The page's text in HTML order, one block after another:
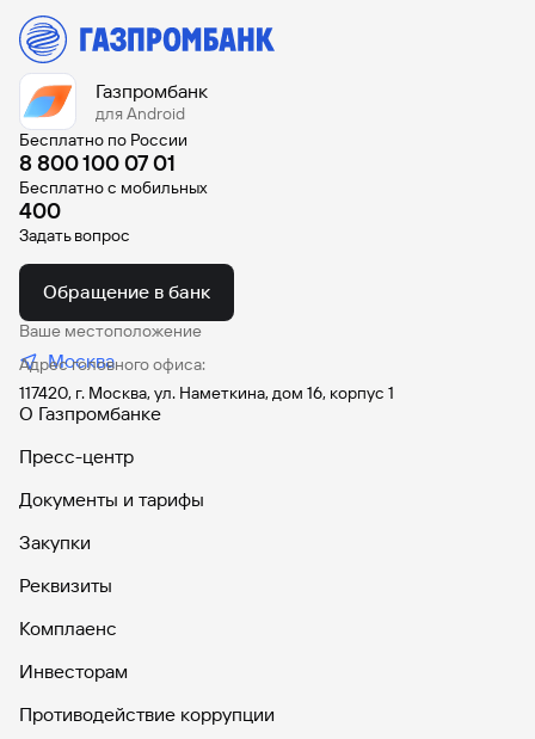
Газпромбанк
для Android
Бесплатно по России
8 800 100 07 01
Бесплатно с мобильных
400
Задать вопрос
Обращение в банк
Ваше местоположение
Москва
Адрес головного офиса:
117420, г. Москва, ул. Наметкина, дом 16, корпус 1
О Газпромбанке
Пресс-центр
Документы и тарифы
Закупки
Реквизиты
Комплаенс
Инвесторам
Противодействие коррупции